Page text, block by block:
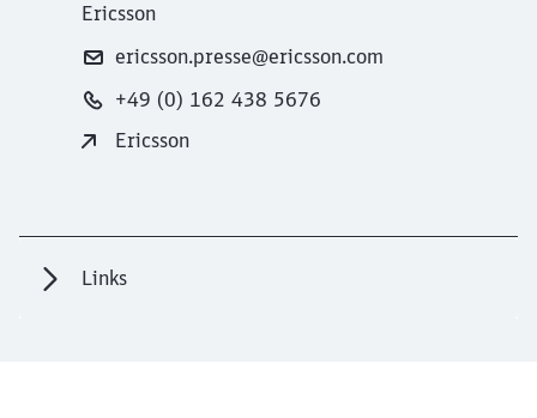
Ericsson
ericsson.presse@ericsson.com
+49 (0) 162 438 5676
Ericsson
Links